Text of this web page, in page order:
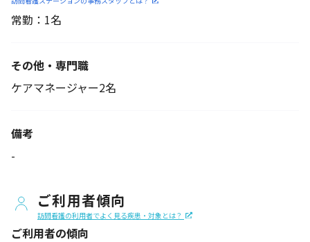
常勤：1名
その他・専門職
ケアマネージャー2名
備考
-
ご利用者傾向
訪問看護の利用者でよく見る疾患・対象とは？
ご利用者の傾向